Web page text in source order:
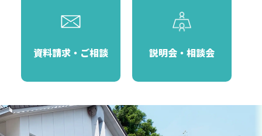
資料請求・ご相談 説明会・相談会